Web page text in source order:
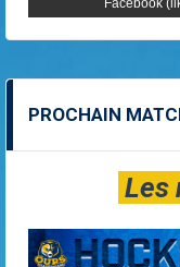
Facebook
PROCHAIN
Les